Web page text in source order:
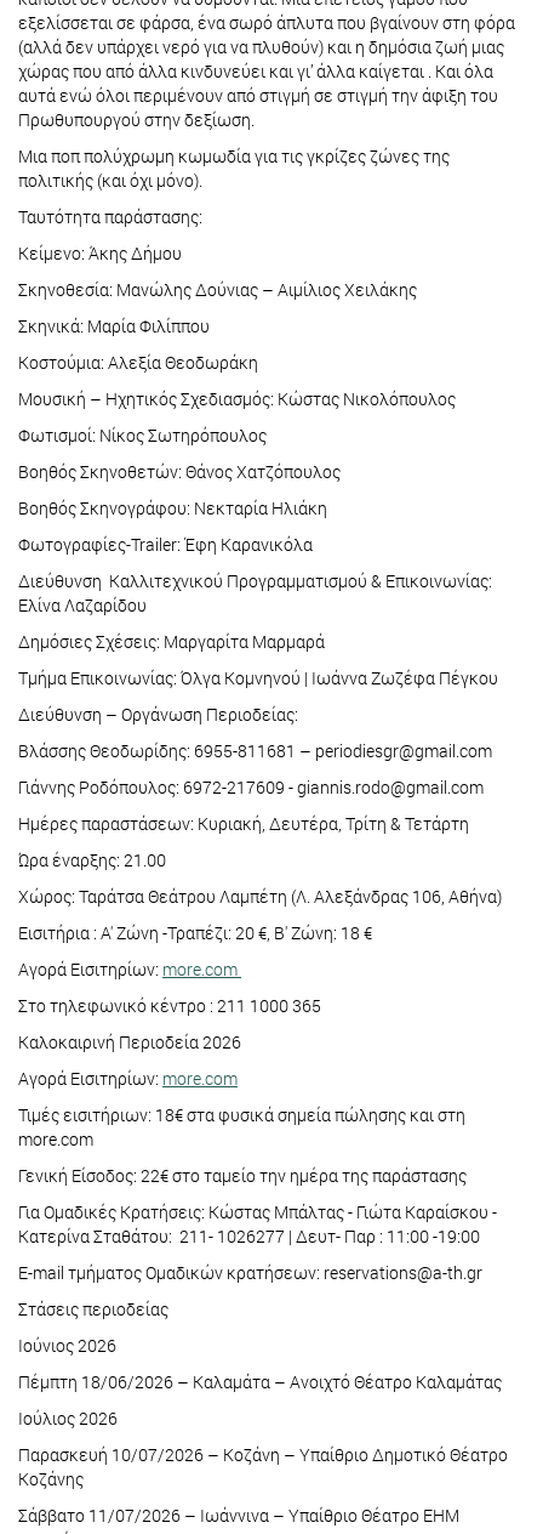
εξελίσσεται σε φάρσα, ένα σωρό άπλυτα που βγαίνουν στη φόρα
(αλλά δεν υπάρχει νερό για να πλυθούν) και η δημόσια ζωή μιας
χώρας που από άλλα κινδυνεύει και γι’ άλλα καίγεται . Και όλα
αυτά ενώ όλοι περιμένουν από στιγμή σε στιγμή την άφιξη του
Πρωθυπουργού στην δεξίωση.
Μια ποπ πολύχρωμη κωμωδία για τις γκρίζες ζώνες της
πολιτικής (και όχι μόνο).
Ταυτότητα παράστασης:
Κείμενο: Άκης Δήμου
Σκηνοθεσία: Μανώλης Δούνιας – Αιμίλιος Χειλάκης
Σκηνικά: Μαρία Φιλίππου
Κοστούμια: Αλεξία Θεοδωράκη
Μουσική – Ηχητικός Σχεδιασμός: Κώστας Νικολόπουλος
Φωτισμοί: Νίκος Σωτηρόπουλος
Βοηθός Σκηνοθετών: Θάνος Χατζόπουλος
Βοηθός Σκηνογράφου: Νεκταρία Ηλιάκη
Φωτογραφίες-Trailer: Έφη Καρανικόλα
Διεύθυνση Καλλιτεχνικού Προγραμματισμού & Επικοινωνίας:
Ελίνα Λαζαρίδου
Δημόσιες Σχέσεις: Μαργαρίτα Μαρμαρά
Τμήμα Επικοινωνίας: Όλγα Κομνηνού | Ιωάννα Ζωζέφα Πέγκου
Διεύθυνση – Οργάνωση Περιοδείας:
Βλάσσης Θεοδωρίδης: 6955-811681 – periodiesgr@gmail.com
Γιάννης Ροδόπουλος: 6972-217609 - giannis.rodo@gmail.com
Ημέρες παραστάσεων: Κυριακή, Δευτέρα, Τρίτη & Τετάρτη
Ώρα έναρξης: 21.00
Χώρος: Ταράτσα Θεάτρου Λαμπέτη (Λ. Αλεξάνδρας 106, Αθήνα)
Εισιτήρια : Α' Ζώνη -Τραπέζι: 20 €, Β' Ζώνη: 18 €
Αγορά Εισιτηρίων: more.com
Στο τηλεφωνικό κέντρο : 211 1000 365
Καλοκαιρινή Περιοδεία 2026
Αγορά Εισιτηρίων: more.com
Τιμές εισιτήριων: 18€ στα φυσικά σημεία πώλησης και στη
more.com
Γενική Είσοδος: 22€ στο ταμείο την ημέρα της παράστασης
Για Ομαδικές Κρατήσεις: Κώστας Μπάλτας - Γιώτα Καραίσκου -
Κατερίνα Σταθάτου: 211- 1026277 | Δευτ- Παρ : 11:00 -19:00
E-mail τμήματος Ομαδικών κρατήσεων: reservations@a-th.gr
Στάσεις περιοδείας
Ιούνιος 2026
Πέμπτη 18/06/2026 – Καλαμάτα – Ανοιχτό Θέατρο Καλαμάτας
Ιούλιος 2026
Παρασκευή 10/07/2026 – Κοζάνη – Υπαίθριο Δημοτικό Θέατρο
Κοζάνης
Σάββατο 11/07/2026 – Ιωάννινα – Υπαίθριο Θέατρο ΕΗΜ